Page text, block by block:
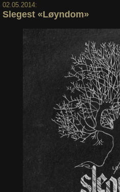
02.05.2014:
Slegest «Løyndom»